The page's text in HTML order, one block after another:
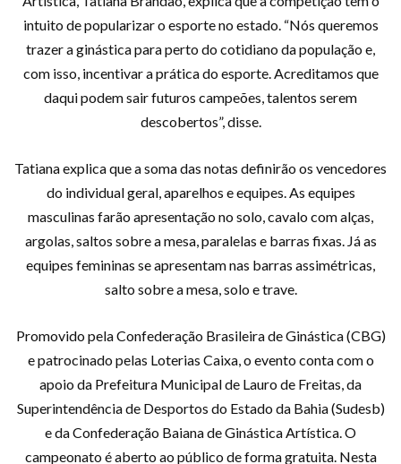
intuito de popularizar o esporte no estado. “Nós queremos
trazer a ginástica para perto do cotidiano da população e,
com isso, incentivar a prática do esporte. Acreditamos que
daqui podem sair futuros campeões, talentos serem
descobertos”, disse.
Tatiana explica que a soma das notas definirão os vencedores
do individual geral, aparelhos e equipes. As equipes
masculinas farão apresentação no solo, cavalo com alças,
argolas, saltos sobre a mesa, paralelas e barras fixas. Já as
equipes femininas se apresentam nas barras assimétricas,
salto sobre a mesa, solo e trave.
Promovido pela Confederação Brasileira de Ginástica (CBG)
e patrocinado pelas Loterias Caixa, o evento conta com o
apoio da Prefeitura Municipal de Lauro de Freitas, da
Superintendência de Desportos do Estado da Bahia (Sudesb)
e da Confederação Baiana de Ginástica Artística. O
campeonato é aberto ao público de forma gratuita. Nesta